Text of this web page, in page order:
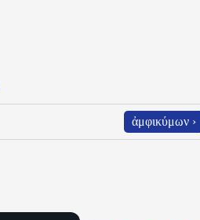
ἀμφικύμων ›